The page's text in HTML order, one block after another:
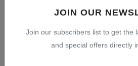
JOIN OUR
Join our subscribers list to get the
and special offers directly